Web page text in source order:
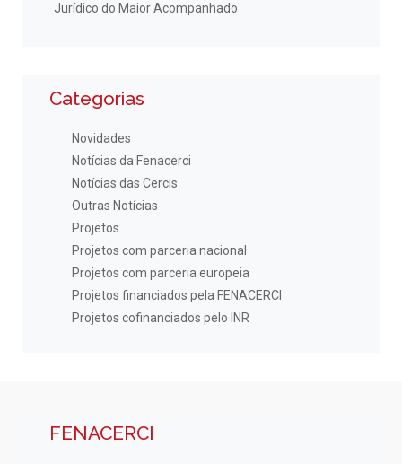
Jurídico do Maior Acompanhado
Categorias
Novidades
Notícias da Fenacerci
Notícias das Cercis
Outras Notícias
Projetos
Projetos com parceria nacional
Projetos com parceria europeia
Projetos financiados pela FENACERCI
Projetos cofinanciados pelo INR
FENACERCI